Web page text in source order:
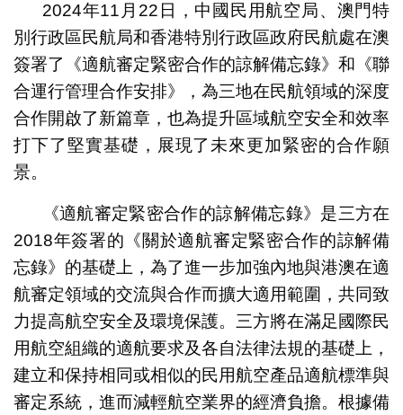
2024年11月22日，中國民用航空局、澳門特
別行政區民航局和香港特別行政區政府民航處在澳
簽署了《適航審定緊密合作的諒解備忘錄》和《聯
合運行管理合作安排》，為三地在民航領域的深度
合作開啟了新篇章，也為提升區域航空安全和效率
打下了堅實基礎，展現了未來更加緊密的合作願
景。
《適航審定緊密合作的諒解備忘錄》是三方在
2018年簽署的《關於適航審定緊密合作的諒解備
忘錄》的基礎上，為了進一步加強內地與港澳在適
航審定領域的交流與合作而擴大適用範圍，共同致
力提高航空安全及環境保護。三方將在滿足國際民
用航空組織的適航要求及各自法律法規的基礎上，
建立和保持相同或相似的民用航空產品適航標準與
審定系統，進而減輕航空業界的經濟負擔。根據備